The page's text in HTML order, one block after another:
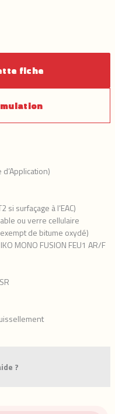
fiche
si surfaçage à l’EAC)
ou verre cellulaire
de bitume oxydé)
MONO FUSION FEU1 AR/F
?